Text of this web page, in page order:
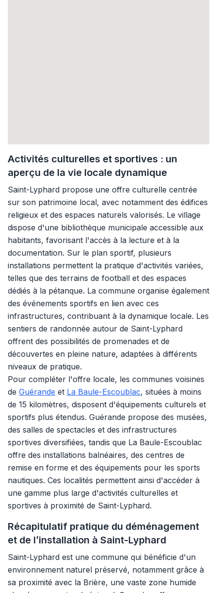
Activités culturelles et sportives : un
aperçu de la vie locale dynamique
Saint-Lyphard propose une offre culturelle centrée
sur son patrimoine local, avec notamment des édifices
religieux et des espaces naturels valorisés. Le village
dispose d'une bibliothèque municipale accessible aux
habitants, favorisant l'accès à la lecture et à la
documentation. Sur le plan sportif, plusieurs
installations permettent la pratique d'activités variées,
telles que des terrains de football et des espaces
dédiés à la pétanque. La commune organise également
des événements sportifs en lien avec ces
infrastructures, contribuant à la dynamique locale. Les
sentiers de randonnée autour de Saint-Lyphard
offrent des possibilités de promenades et de
découvertes en pleine nature, adaptées à différents
niveaux de pratique.
Pour compléter l'offre locale, les communes voisines
de Guérande et La Baule-Escoublac, situées à moins
de 15 kilomètres, disposent d'équipements culturels et
sportifs plus étendus. Guérande propose des musées,
des salles de spectacles et des infrastructures
sportives diversifiées, tandis que La Baule-Escoublac
offre des installations balnéaires, des centres de
remise en forme et des équipements pour les sports
nautiques. Ces localités permettent ainsi d'accéder à
une gamme plus large d'activités culturelles et
sportives à proximité de Saint-Lyphard.
Récapitulatif pratique du déménagement
et de l’installation à Saint-Lyphard
Saint-Lyphard est une commune qui bénéficie d'un
environnement naturel préservé, notamment grâce à
sa proximité avec la Brière, une vaste zone humide